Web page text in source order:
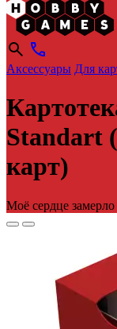
Аксессуары Для
Standart
карт)
Моё сердце замерло